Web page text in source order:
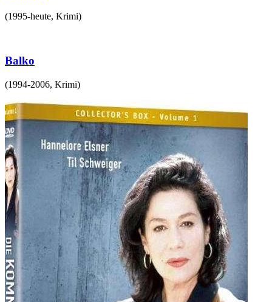
(1995-heute, Krimi)
Balko
(1994-2006, Krimi)